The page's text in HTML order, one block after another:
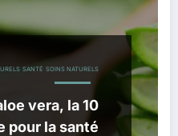
SANTÉ SOINS NATURELS
vera, la
pour la santé